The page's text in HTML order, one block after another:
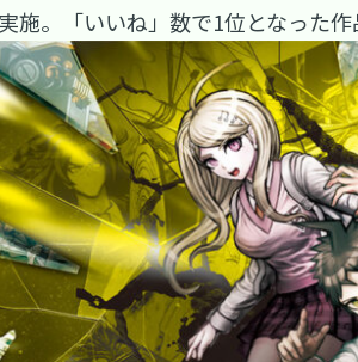
施。「いいね」数で1位となった作